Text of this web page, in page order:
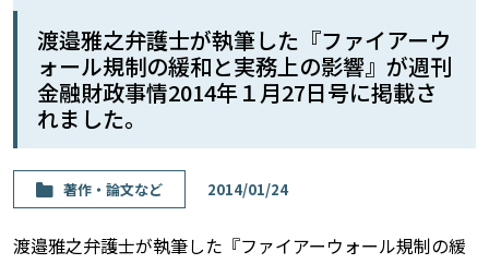
渡邉雅之弁護士が執筆した『ファイアーウ
ォール規制の緩和と実務上の影響』が週刊
金融財政事情2014年１月27日号に掲載さ
れました。
著作・論⽂など 2014/01/24
渡邉雅之弁護士が執筆した『ファイアーウォール規制の緩